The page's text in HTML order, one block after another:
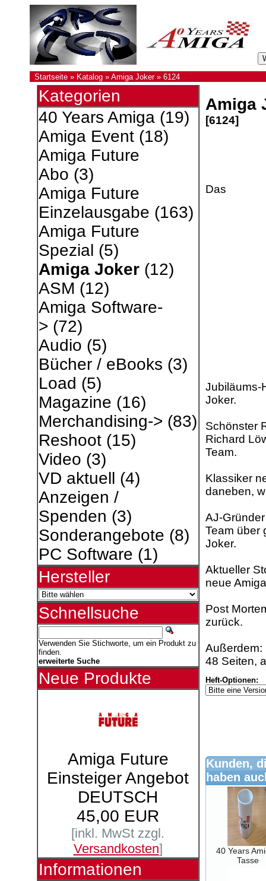
Startseite » Katalog » Amiga Joker» 6124
Kategorien
40 Years Amiga(19)
Amiga Event(18)
Amiga Future
Abo (3)
Amiga Future
Einzelausgabe (163)
Amiga Future
Spezial (5)
Amiga Joker(12)
ASM (12)
Amiga Software-
> (72)
Audio (5)
Bücher / eBooks (3)
Load (5)
Magazine (16)
Merchandising-> (83)
Reshoot(15)
Video (3)
VD aktuell (4)
Anzeigen /
Spenden (3)
Sonderangebote (8)
PC Software (1)
Hersteller
Schnellsuche
Verwenden Sie Stichworte, um ein Produkt zu
finden.
erweiterte Suche
Neue Produkte
Amiga Future
Einsteiger Angebot
DEUTSCH
45,00 EUR
[inkl. MwSt zzgl.
Versandkosten]
Informationen
Amiga
[6124]
Das
Jubiläums-
Joker.
Schönster
Richard
Team.
Klassiker
daneben,
AJ-
Team über
Joker.
Aktueller
neue
Post
zurück.
Außerdem:
48 Seiten,
Heft-Optionen:
Kunden,
haben
40 Years
Tasse